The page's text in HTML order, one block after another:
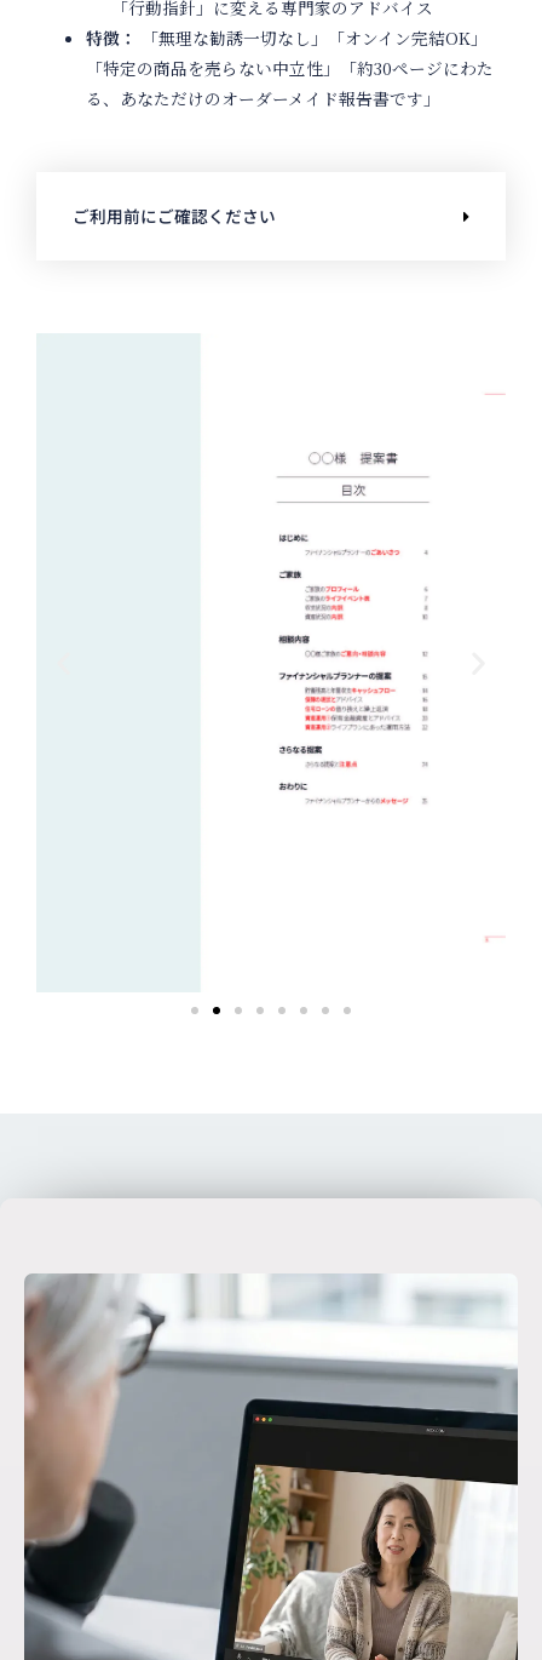
「行動指針」に変える専門家のアドバイス
特徴：
「無理な勧誘一切なし」「オンイン完結OK 」
「特定の商品を売らない中立性」「約30ページにわた
る、あなただけのオーダーメイド報告書です」
ご利用前にご確認ください